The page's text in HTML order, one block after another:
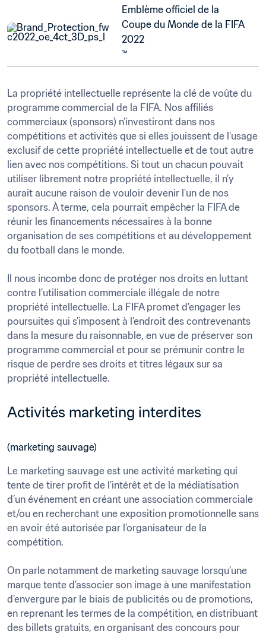
Emblème officiel de la
Coupe du Monde de la FIFA
2022
™
La propriété intellectuelle représente la clé de voûte du
programme commercial de la FIFA. Nos affiliés
commerciaux (sponsors) n’investiront dans nos
compétitions et activités que si elles jouissent de l’usage
exclusif de cette propriété intellectuelle et de tout autre
lien avec nos compétitions. Si tout un chacun pouvait
utiliser librement notre propriété intellectuelle, il n’y
aurait aucune raison de vouloir devenir l’un de nos
sponsors. À terme, cela pourrait empêcher la FIFA de
réunir les financements nécessaires à la bonne
organisation de ses compétitions et au développement
du football dans le monde.
Il nous incombe donc de protéger nos droits en luttant
contre l’utilisation commerciale illégale de notre
propriété intellectuelle. La FIFA promet d’engager les
poursuites qui s’imposent à l’endroit des contrevenants
dans la mesure du raisonnable, en vue de préserver son
programme commercial et pour se prémunir contre le
risque de perdre ses droits et titres légaux sur sa
Activités marketing interdites
(marketing sauvage)
Le marketing sauvage est une activité marketing qui
tente de tirer profit de l’intérêt et de la médiatisation
d’un événement en créant une association commerciale
et/ou en recherchant une exposition promotionnelle sans
en avoir été autorisée par l’organisateur de la
compétition.
On parle notamment de marketing sauvage lorsqu’une
marque tente d’associer son image à une manifestation
d’envergure par le biais de publicités ou de promotions,
en reprenant les termes de la compétition, en distribuant
des billets gratuits, en organisant des concours pour